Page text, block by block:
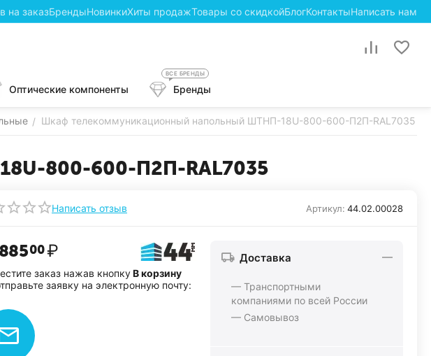
на заказБрендыНовинкиХиты продажТовары со скидкойБлогКонтактыНаписать нам
Оптические компоненты Бренды
ВСЕ БРЕНДЫ
/ Шкаф телекоммуникационный напольный ШТНП-18U-800-600-П2П-RAL7035
800-600-П2П-RAL7035
Написать отзыв Артикул: 44.02.00028
00₽
заказ нажав кнопкуВ корзину
заявку на электронную почту:
Доставка
— Транспортными
компаниями по всей России
— Самовывоз